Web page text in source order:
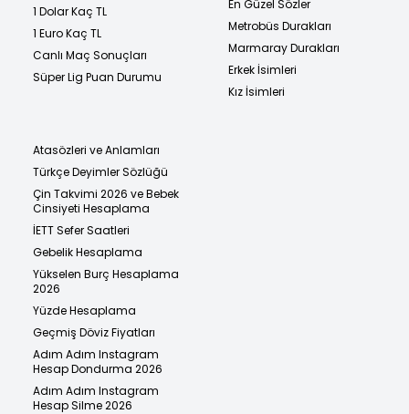
1 Dolar Kaç TL
1 Euro Kaç TL
Canlı Maç Sonuçları
Süper Lig Puan Durumu
En Güzel Sözler
Metrobüs Durakları
Marmaray Durakları
Erkek İsimleri
Kız İsimleri
Atasözleri ve Anlamları
Türkçe Deyimler Sözlüğü
Çin Takvimi 2026 ve Bebek
Cinsiyeti Hesaplama
İETT Sefer Saatleri
Gebelik Hesaplama
Yükselen Burç Hesaplama
2026
Yüzde Hesaplama
Geçmiş Döviz Fiyatları
Adım Adım Instagram
Hesap Dondurma 2026
Adım Adım Instagram
Hesap Silme 2026